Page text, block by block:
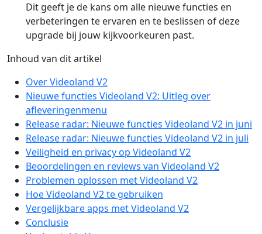
Dit geeft je de kans om alle nieuwe functies en
verbeteringen te ervaren en te beslissen of deze
upgrade bij jouw kijkvoorkeuren past.
Inhoud van dit artikel
Over Videoland V2
Nieuwe functies Videoland V2: Uitleg over
afleveringenmenu
Release radar: Nieuwe functies Videoland V2 in juni
Release radar: Nieuwe functies Videoland V2 in juli
Veiligheid en privacy op Videoland V2
Beoordelingen en reviews van Videoland V2
Problemen oplossen met Videoland V2
Hoe Videoland V2 te gebruiken
Vergelijkbare apps met Videoland V2
Conclusie